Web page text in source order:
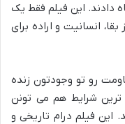
دادند. این فیلم فقط یک
انسانیت و اراده برای
رو تو وجودتون زنده
شرایط هم می تونن
این فیلم درام تاریخی و